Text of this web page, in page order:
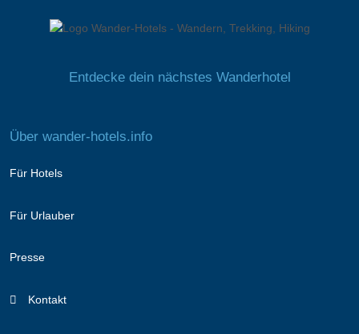
Entdecke dein nächstes Wanderhotel
Über wander-hotels.info
Für Hotels
Für Urlauber
Presse
Kontakt